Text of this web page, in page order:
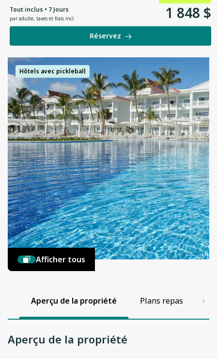
Tout inclus • 7 Jours
par adulte, taxes et frais incl. 1 848 $
Réservez
Hôtels avec pickleball
Afficher tous
Aperçu de la propriété Plans repas
Aperçu de la propriété